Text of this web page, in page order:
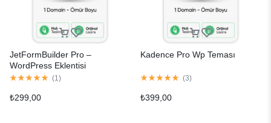
JetFormBuilder Pro –
WordPress Eklentisi
(1 )
₺299,00
Kadence Pro Wp Teması
(3)
₺399,00